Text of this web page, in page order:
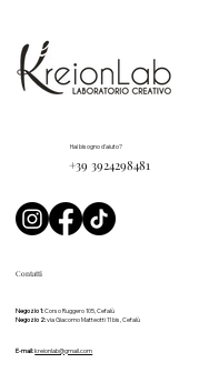
Contatti
Negozio 1:Corso Ruggero 105, Cefalù
Negozio 2:via Giacomo Matteotti 11 bis, Cefalù
E-mail: kreionlab@gmail.com
Hai bisogno d'aiuto?
+39 3924298481